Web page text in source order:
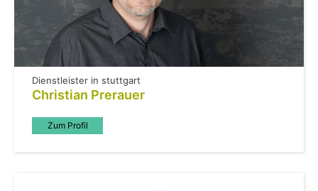
Dienstleister in stuttgart
Christian Prerauer
Zum Profil